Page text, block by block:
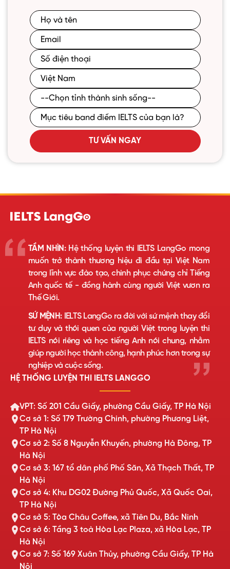
TƯ VẤN NGAY
TẦM NHÌN:Hệ thống luyện thi IELTS LangGo mong
muốn trở thành thương hiệu đi đầu tại Việt Nam
trong lĩnh vực đào tạo, chinh phục chứng chỉ Tiếng
Anh quốc tế - đồng hành cùng người Việt vươn ra
Thế Giới.
SỨ MỆNH:IELTS LangGo ra đời với sứ mệnh thay đổi
tư duy và thói quen của người Việt trong luyện thi
IELTS nói riêng và học tiếng Anh nói chung, nhằm
giúp người học thành công, hạnh phúc hơn trong sự
nghiệp và cuộc sống.
HỆ THỐNG LUYỆN THI IELTS LANGGO
VPT: Số 201 Cầu Giấy, phường Cầu Giấy, TP Hà Nội
Cơ sở 1: Số 179 Trường Chinh, phường Phương Liệt,
TP Hà Nội
Cơ sở 2: Số 8 Nguyễn Khuyến, phường Hà Đông, TP
Hà Nội
Cơ sở 3: 167 tổ dân phố Phố Săn, Xã Thạch Thất, TP
Hà Nội
Cơ sở 4: Khu DG02 Đường Phủ Quốc, Xã Quốc Oai,
TP Hà Nội
Cơ sở 5: Tòa Châu Coffee, xã Tiên Du, Bắc Ninh
Cơ sở 6: Tầng 3 toà Hòa Lạc Plaza, xã Hòa Lạc, TP
Hà Nội
Cơ sở 7: Số 169 Xuân Thủy, phường Cầu Giấy, TP Hà
Nội